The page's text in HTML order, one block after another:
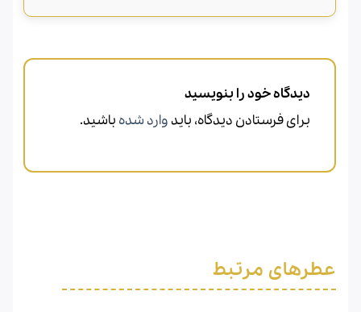
دیدگاه خود را بنویسید
برای فرستادن دیدگاه، باید وارد شده باشید.
عطرهای مرتبط